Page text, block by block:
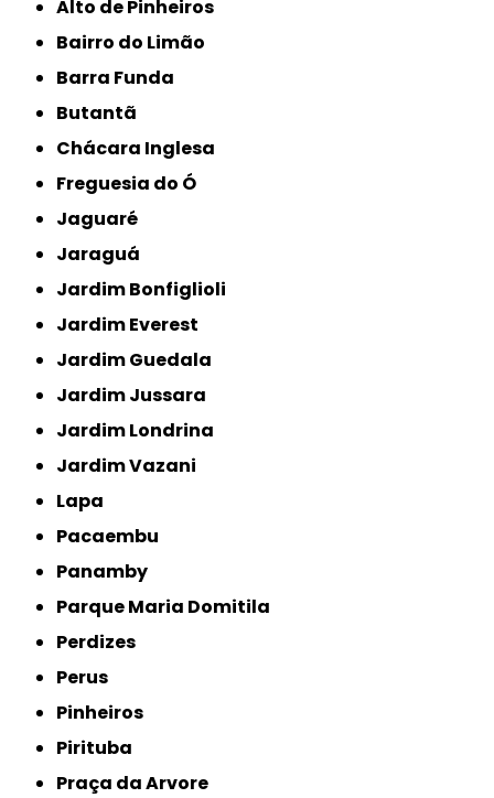
Alto de Pinheiros
Bairro do Limão
Barra Funda
Butantã
Chácara Inglesa
Freguesia do Ó
Jaguaré
Jaraguá
Jardim Bonfiglioli
Jardim Everest
Jardim Guedala
Jardim Jussara
Jardim Londrina
Jardim Vazani
Lapa
Pacaembu
Panamby
Parque Maria Domitila
Perdizes
Perus
Pinheiros
Pirituba
Praça da Arvore